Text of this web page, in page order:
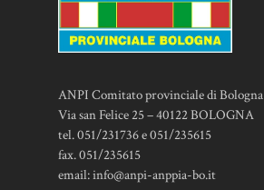
ANPI Comitato provinciale di Bologna
Via san Felice 25 – 40122 BOLOGNA
tel. 051/231736 e 051/235615
fax. 051/235615
email:info@anpi-anppia-bo.it